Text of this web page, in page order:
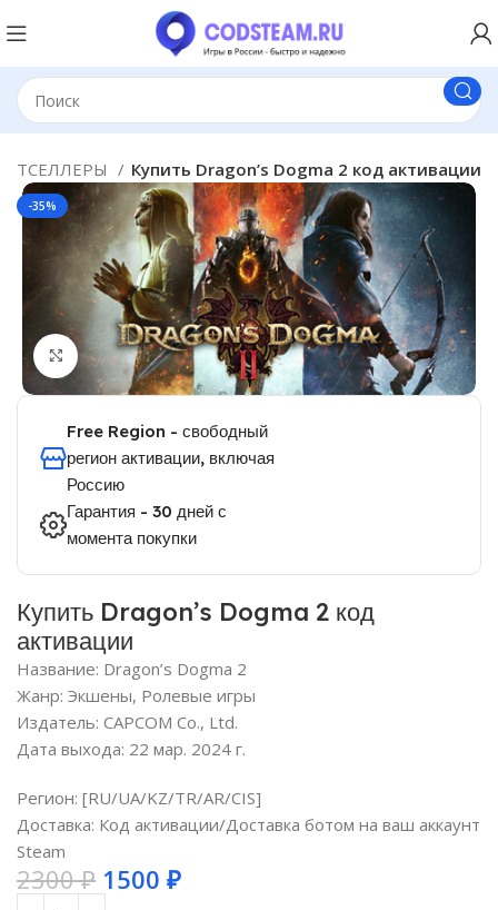
Купить Dragon’s Dogma 2 код активации
-35%
Click to enlarge
Free Region - свободный
регион активации, включая
Россию
Гарантия - 30 дней с
момента покупки
Купить Dragon’s Dogma 2 код
активации
Название: Dragon’s Dogma 2
Жанр: Экшены, Ролевые игры
Издатель: CAPCOM Co., Ltd.
Дата выхода: 22 мар. 2024 г.
Регион: [RU/UA/KZ/TR/AR/CIS]
Доставка: Код активации/Доставка ботом на ваш аккаунт
Steam
2300₽ 1500₽